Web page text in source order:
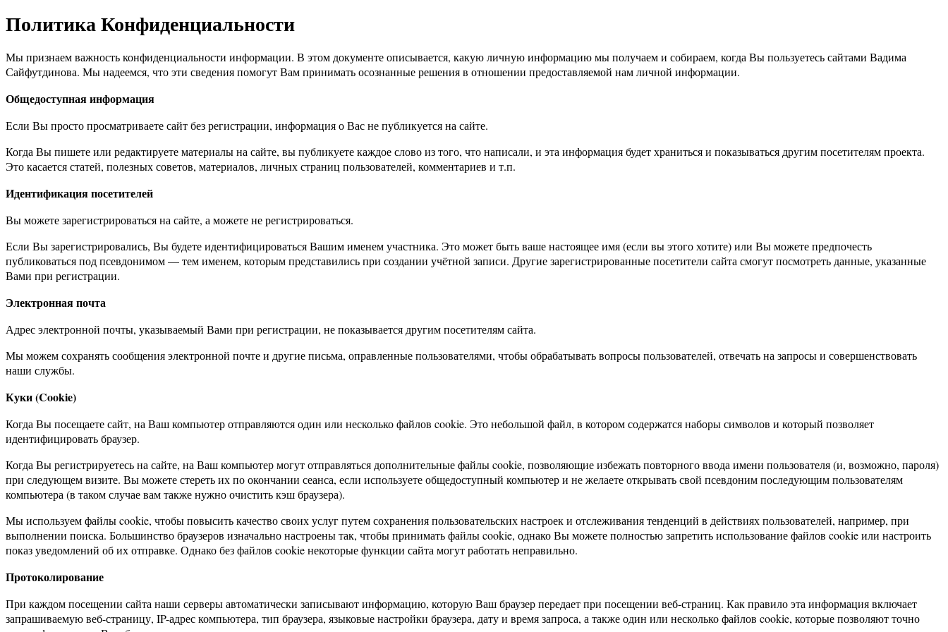
Политика Конфиденциальности
Мы признаем важность конфиденциальности информации. В этом документе описывается, какую личную информацию мы получаем и собираем, когда Вы пользуетесь сайтами Вадима
Сайфутдинова. Мы надеемся, что эти сведения помогут Вам принимать осознанные решения в отношении предоставляемой нам личной информации.
Общедоступная информация
Если Вы просто просматриваете сайт без регистрации, информация о Вас не публикуется на сайте.
Когда Вы пишете или редактируете материалы на сайте, вы публикуете каждое слово из того, что написали, и эта информация будет храниться и показываться другим посетителям проекта.
Это касается статей, полезных советов, материалов, личных страниц пользователей, комментариев и т.п.
Идентификация посетителей
Вы можете зарегистрироваться на сайте, а можете не регистрироваться.
Если Вы зарегистрировались, Вы будете идентифицироваться Вашим именем участника. Это может быть ваше настоящее имя (если вы этого хотите) или Вы можете предпочесть
публиковаться под псевдонимом — тем именем, которым представились при создании учётной записи. Другие зарегистрированные посетители сайта смогут посмотреть данные, указанные
Вами при регистрации.
Электронная почта
Адрес электронной почты, указываемый Вами при регистрации, не показывается другим посетителям сайта.
Мы можем сохранять сообщения электронной почте и другие письма, оправленные пользователями, чтобы обрабатывать вопросы пользователей, отвечать на запросы и совершенствовать
наши службы.
Куки (Cookie)
Когда Вы посещаете сайт, на Ваш компьютер отправляются один или несколько файлов cookie. Это небольшой файл, в котором содержатся наборы символов и который позволяет
идентифицировать браузер.
Когда Вы регистрируетесь на сайте, на Ваш компьютер могут отправляться дополнительные файлы cookie, позволяющие избежать повторного ввода имени пользователя (и, возможно, пароля)
при следующем визите. Вы можете стереть их по окончании сеанса, если используете общедоступный компьютер и не желаете открывать свой псевдоним последующим пользователям
компьютера (в таком случае вам также нужно очистить кэш браузера).
Мы используем файлы cookie, чтобы повысить качество своих услуг путем сохранения пользовательских настроек и отслеживания тенденций в действиях пользователей, например, при
выполнении поиска. Большинство браузеров изначально настроены так, чтобы принимать файлы cookie, однако Вы можете полностью запретить использование файлов cookie или настроить
показ уведомлений об их отправке. Однако без файлов cookie некоторые функции сайта могут работать неправильно.
Протоколирование
При каждом посещении сайта наши серверы автоматически записывают информацию, которую Ваш браузер передает при посещении веб-страниц. Как правило эта информация включает
запрашиваемую веб-страницу, IP-адрес компьютера, тип браузера, языковые настройки браузера, дату и время запроса, а также один или несколько файлов cookie, которые позволяют точно